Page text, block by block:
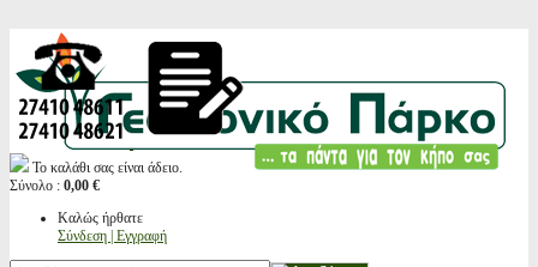
Το καλάθι σας είναι άδειο.
Σύνολο : 0,00 €
Καλώς ήρθατε
Σύνδεση | Εγγραφή